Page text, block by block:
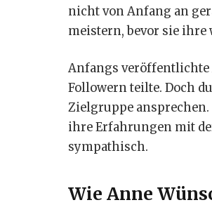
nicht von Anfang an
meistern, bevor sie ihre
Anfangs
Followern teilte. Doch
Zielgruppe
ihre Erfahrungen mit
sympathisch.
Wie Anne